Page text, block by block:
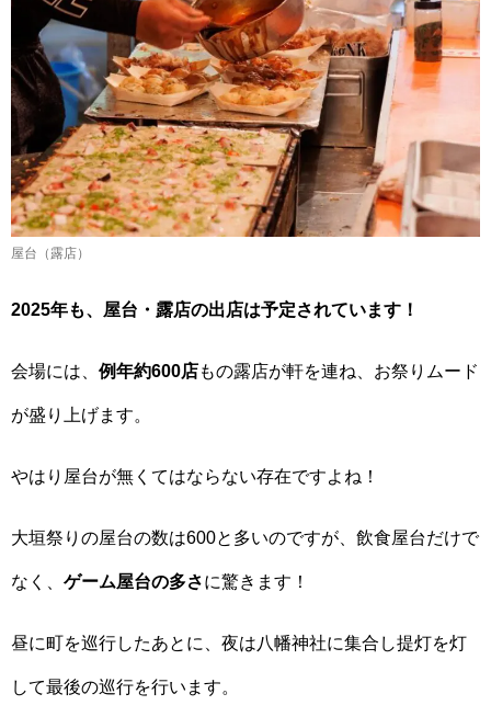
屋台（露店）
2025年も、屋台・露店の出店は予定されています！
会場には、 例年約600店もの露店が軒を連ね、お祭りムード
が盛り上げます。
やはり屋台が無くてはならない存在ですよね！
大垣祭りの屋台の数は600と多いのですが、飲食屋台だけで
なく、 ゲーム屋台の多さに驚きます！
昼に町を巡行したあとに、夜は八幡神社に集合し提灯を灯
して最後の巡行を行います。